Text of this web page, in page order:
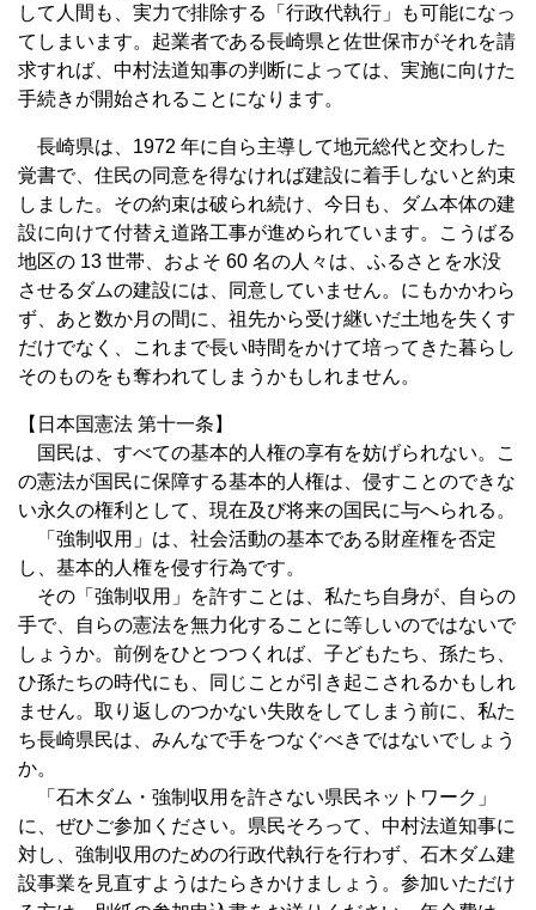
して人間も、実力で排除する「行政代執行」も可能になっ
てしまいます。起業者である長崎県と佐世保市がそれを請
求すれば、中村法道知事の判断によっては、実施に向けた
手続きが開始されることになります。
長崎県は、1972 年に自ら主導して地元総代と交わした
覚書で、住民の同意を得なければ建設に着手しないと約束
しました。その約束は破られ続け、今日も、ダム本体の建
設に向けて付替え道路工事が進められています。こうばる
地区の 13 世帯、およそ 60 名の人々は、ふるさとを水没
させるダムの建設には、同意していません。にもかかわら
ず、あと数か月の間に、祖先から受け継いだ土地を失くす
だけでなく、これまで長い時間をかけて培ってきた暮らし
そのものをも奪われてしまうかもしれません。
【日本国憲法 第十一条】
国民は、すべての基本的人権の享有を妨げられない。こ
の憲法が国民に保障する基本的人権は、侵すことのできな
い永久の権利として、現在及び将来の国民に与へられる。
「強制収用」は、社会活動の基本である財産権を否定
し、基本的人権を侵す行為です。
その「強制収用」を許すことは、私たち自身が、自らの
手で、自らの憲法を無力化することに等しいのではないで
しょうか。前例をひとつつくれば、子どもたち、孫たち、
ひ孫たちの時代にも、同じことが引き起こされるかもしれ
ません。取り返しのつかない失敗をしてしまう前に、私た
ち長崎県民は、みんなで手をつなぐべきではないでしょう
か。
「石木ダム・強制収用を許さない県民ネットワーク」
に、ぜひご参加ください。県民そろって、中村法道知事に
対し、強制収用のための行政代執行を行わず、石木ダム建
設事業を見直すようはたらきかけましょう。参加いただけ